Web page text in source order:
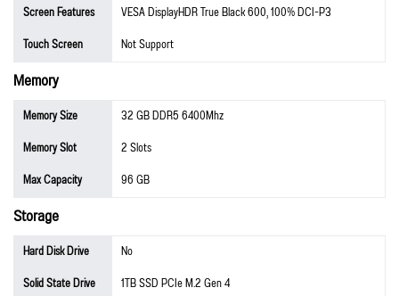
Screen Features
VESA DisplayHDR True Black 600, 100% DCI-P3
Touch Screen
Not Support
Memory
Memory Size
32 GB DDR5 6400Mhz
Memory Slot
2 Slots
Max Capacity
96 GB
Storage
Hard Disk Drive
No
Solid State Drive
1TB SSD PCIe M.2 Gen 4